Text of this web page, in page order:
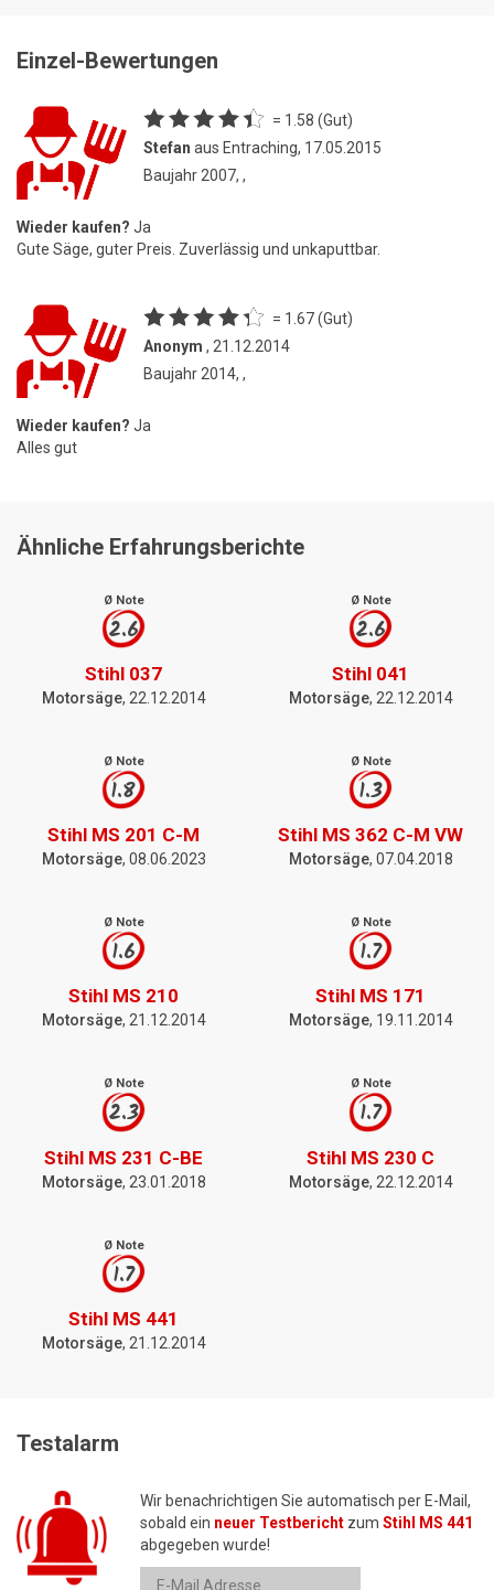
Einzel-Bewertungen
= 1.58 (Gut)
Stefan aus Entraching, 17.05.2015
Baujahr 2007, ,
Wieder kaufen? Ja
Gute Säge, guter Preis. Zuverlässig und unkaputtbar.
= 1.67 (Gut)
Anonym , 21.12.2014
Baujahr 2014, ,
Wieder kaufen? Ja
Alles gut
Ähnliche Erfahrungsberichte
Ø Note
2.6
Stihl 037
Motorsäge, 22.12.2014
Ø Note
2.6
Stihl 041
Motorsäge, 22.12.2014
Ø Note
1.8
Stihl MS 201 C-M
Motorsäge, 08.06.2023
Ø Note
1.3
Stihl MS 362 C-M VW
Motorsäge, 07.04.2018
Ø Note
1.6
Stihl MS 210
Motorsäge, 21.12.2014
Ø Note
1.7
Stihl MS 171
Motorsäge, 19.11.2014
Ø Note
2.3
Stihl MS 231 C-BE
Motorsäge, 23.01.2018
Ø Note
1.7
Stihl MS 230 C
Motorsäge, 22.12.2014
Ø Note
1.7
Stihl MS 441
Motorsäge, 21.12.2014
Testalarm
Wir benachrichtigen Sie automatisch per E-Mail,
sobald ein neuer Testbericht zum Stihl MS 441
abgegeben wurde!